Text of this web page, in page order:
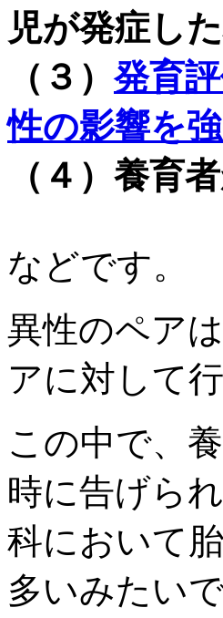
児が発症し
（３）発育
性の影響を
（４）養育
などです。
異性のペア
アに対して
この中で、
時に告げら
科において
多いみたい